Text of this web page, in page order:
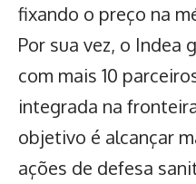
fixando o preço na
Por sua vez, o Indea
com mais 10
integrada na
objetivo é alcançar
ações de defesa